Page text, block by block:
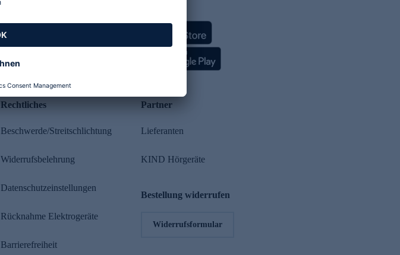
Kundenbewertung
Rechtliches
Beschwerde/Streitschlichtung
Widerrufsbelehrung
Datenschutzeinstellungen
Rücknahme Elektrogeräte
Barrierefreiheit
Partner
Lieferanten
KIND Hörgeräte
Bestellung widerrufen
Widerrufsformular